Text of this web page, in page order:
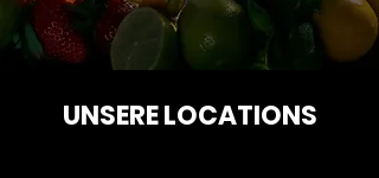
UNSERE LOCATIONS